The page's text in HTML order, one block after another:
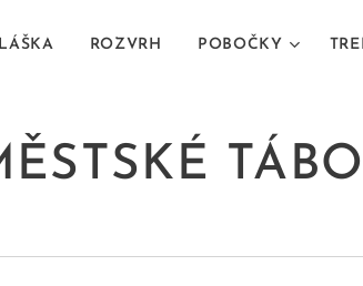
ROZVRH POBOČKY